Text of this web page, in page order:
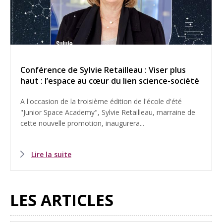
Conférence de Sylvie Retailleau : Viser plus
haut : l’espace au cœur du lien science-société
A l'occasion de la troisième édition de l'école d'été
"Junior Space Academy", Sylvie Retailleau, marraine de
cette nouvelle promotion, inaugurera...
Lire la suite
LES ARTICLES